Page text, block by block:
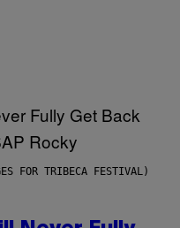
FOR TRIBECA FESTIVAL)